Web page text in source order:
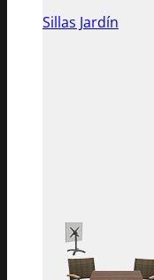
Sillas Jardín